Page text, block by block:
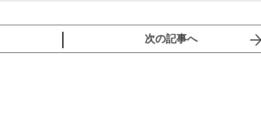
次の記事へ